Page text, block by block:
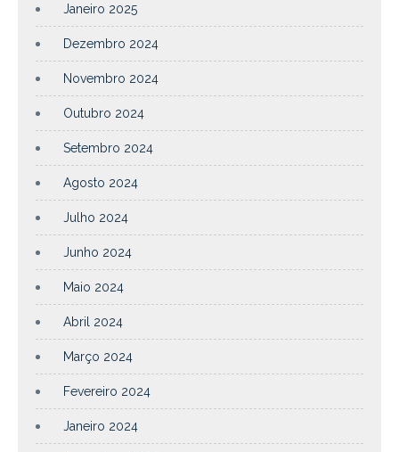
Janeiro 2025
Dezembro 2024
Novembro 2024
Outubro 2024
Setembro 2024
Agosto 2024
Julho 2024
Junho 2024
Maio 2024
Abril 2024
Março 2024
Fevereiro 2024
Janeiro 2024